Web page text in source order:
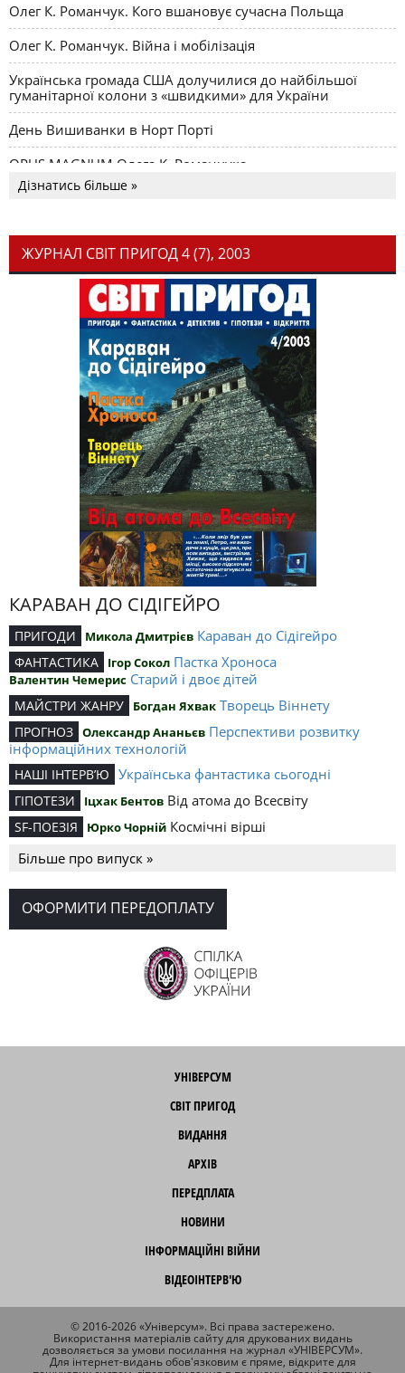
Олег К. Романчук. Кого вшановує сучасна Польща
Олег К. Романчук. Війна і мобілізація
Українська громада США долучилися до найбільшої
гуманітарної колони з «швидкими» для України
День Вишиванки в Норт Порті
OPUS MAGNUM Олега К. Романчука
Дізнатись більше »
ЖУРНАЛ СВІТ ПРИГОД 4 (7), 2003
КАРАВАН ДО СІДІГЕЙРО
ПРИГОДИ Микола Дмитрієв Караван до Сідігейро
ФАНТАСТИКА Ігор Сокол Пастка Хроноса
Валентин Чемерис Старий і двоє дітей
МАЙСТРИ ЖАНРУ Богдан Яхвак Творець Віннету
ПРОГНОЗ Олександр Ананьєв Перспективи розвитку
інформаційних технологій
НАШІ ІНТЕРВ’Ю Українська фантастика сьогодні
ГІПОТЕЗИ Іцхак Бентов Від атома до Всесвіту
SF-ПОЕЗІЯ Юрко Чорній Космічні вірші
Більше про випуск »
ОФОРМИТИ ПЕРЕДОПЛАТУ
УНІВЕРСУМ
СВІТ ПРИГОД
ВИДАННЯ
АРХІВ
ПЕРЕДПЛАТА
НОВИНИ
ІНФОРМАЦІЙНІ ВІЙНИ
ВІДЕОІНТЕРВ'Ю
© 2016-2026 «Універсум». Всі права застережено.
Використання матеріалів сайту для друкованих видань
дозволяється за умови посилання на журнал «УНІВЕРСУМ».
Для інтернет-видань обов'язковим є пряме, відкрите для